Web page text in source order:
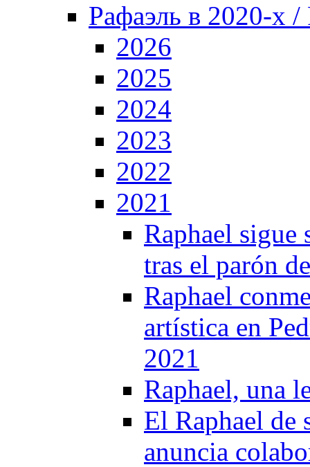
Рафаэль в 2020-х /
2026
2025
2024
2023
2022
2021
Raphael sigue
tras el parón
Raphael
artística en
2021
Raphael, una
El Raphael de
anuncia